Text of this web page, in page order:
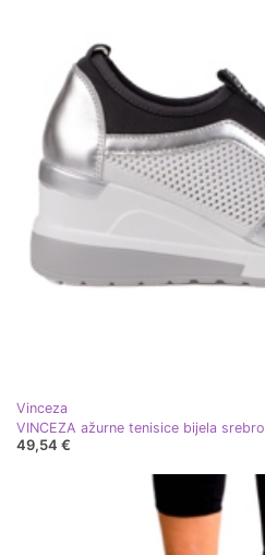
Vinceza
VINCEZA ažurne tenisice bijela srebro
49,54 €